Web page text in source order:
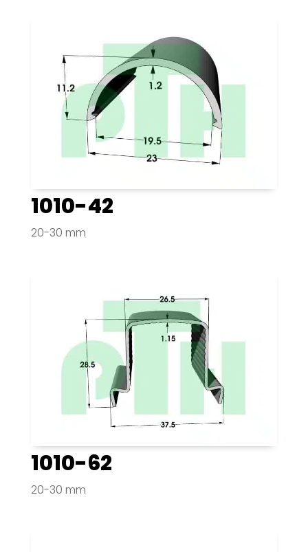
1010-42
20-30 mm
1010-62
20-30 mm